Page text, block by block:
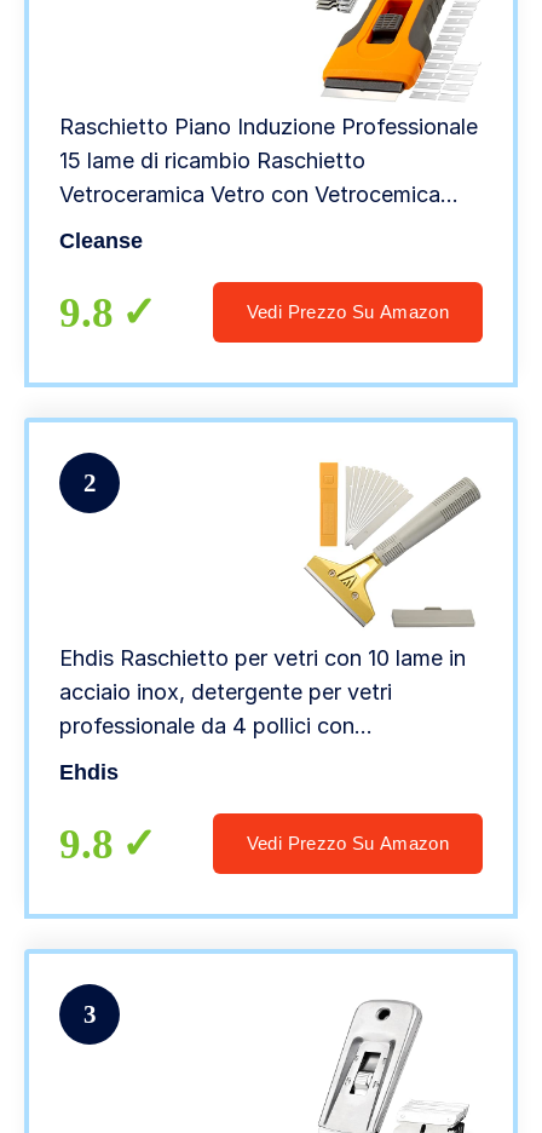
Raschietto Piano Induzione Professionale
15 lame di ricambio Raschietto
Vetroceramica Vetro con Vetrocemica
integrate nel raschietto per
in ABS.
Cleanse
9.8 Vedi Prezzo Su Amazon
2
Ehdis Raschietto per vetri con 10 lame in
acciaio inox, detergente per vetri
professionale da 4 pollici con
impugnatura diritta per colla, colore,
Ehdis
9.8 Vedi Prezzo Su Amazon
3